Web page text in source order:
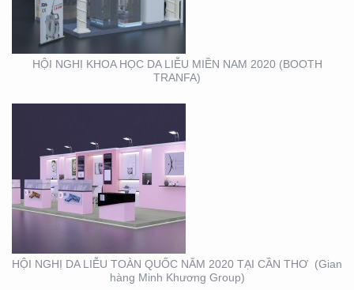
HỘI NGHỊ KHOA HỌC DA LIỄU MIỀN NAM 2020 (BOOTH
TRANFA)
TẠI CẦN THƠ (GIAN
HÀNG MINH KHƯƠNG
GROUP)
HỘI NGHỊ DA LIỄU TOÀN QUỐC NĂM 2020 TẠI CẦN THƠ (Gian
hàng Minh Khương Group)
THIẾT KẾ – THI CÔNG
KỆ TRƯNG BÀY SẢN
PHẨM O’FOOD